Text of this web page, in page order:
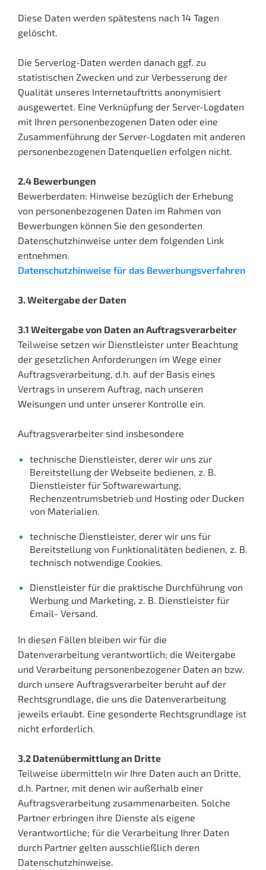
Diese Daten werden spätestens nach 14 Tagen
gelöscht.
Die Serverlog-Daten werden danach ggf. zu
statistischen Zwecken und zur Verbesserung der
Qualität unseres Internet­auftritts anonymisiert
ausgewertet. Eine Verknüpfung der Server-Logdaten
mit Ihren personenbezogenen Daten oder eine
Zusammenführung der Server-Logdaten mit anderen
personenbezogenen Daten­quellen erfolgen nicht.
2.4 Bewerbungen
Bewerberdaten: Hinweise bezüglich der Erhebung
von personenbezogenen Daten im Rahmen von
Bewerbungen können Sie den gesonderten
Datenschutzhinweise unter dem folgenden Link
entnehmen.
Datenschutzhinweise für das Bewerbungsverfahren
3. Weitergabe der Daten
3.1 Weitergabe von Daten an Auftragsverarbeiter
Teilweise setzen wir Dienstleister unter Beachtung
der gesetzlichen Anforderungen im Wege einer
Auftrags­verarbeitung, d.h. auf der Basis eines
Vertrags in unserem Auftrag, nach unseren
Weisungen und unter unserer Kontrolle ein.
Auftragsverarbeiter sind insbesondere
technische Dienstleister, derer wir uns zur
Bereitstellung der Webseite bedienen, z. B.
Dienstleister für Software­wartung,
Rechenzentrums­betrieb und Hosting oder Ducken
von Materialien.
technische Dienstleister, derer wir uns für
Bereitstellung von Funktionalitäten bedienen, z. B.
technisch notwendige Cookies.
Dienstleister für die praktische Durchführung von
Werbung und Marketing, z. B. Dienstleister für
Email- Versand.
In diesen Fällen bleiben wir für die
Datenverarbeitung verantwortlich; die Weitergabe
und Verarbeitung personen­bezogener Daten an bzw.
durch unsere Auftragsverarbeiter beruht auf der
Rechtsgrundlage, die uns die Datenverarbeitung
jeweils erlaubt. Eine gesonderte Rechtsgrundlage ist
nicht erforderlich.
3.2 Datenübermittlung an Dritte
Teilweise übermitteln wir Ihre Daten auch an Dritte,
d.h. Partner, mit denen wir außerhalb einer
Auftragsverarbeitung zusammen­arbeiten. Solche
Partner erbringen ihre Dienste als eigene
Verantwortliche; für die Verarbeitung Ihrer Daten
durch Partner gelten ausschließlich deren
Datenschutzhinweise.